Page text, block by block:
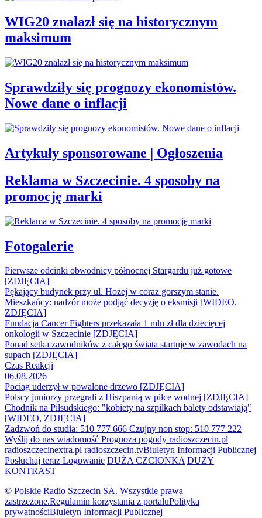
WIG20 znalazł się na historycznym
maksimum
Sprawdziły się prognozy ekonomistów.
Nowe dane o inflacji
Artykuły sponsorowane | Ogłoszenia
Reklama w Szczecinie. 4 sposoby na
promocję marki
Fotogalerie
Pierwsze odcinki obwodnicy północnej Stargardu już gotowe
[ZDJĘCIA]
Pękający budynek przy ul. Hożej w coraz gorszym stanie.
Mieszkańcy: nadzór może podjąć decyzję o eksmisji [WIDEO,
ZDJĘCIA]
Fundacja Cancer Fighters przekazała 1 mln zł dla dziecięcej
onkologii w Szczecinie [ZDJĘCIA]
Ponad setka zawodników z całego świata startuje w zawodach na
supach [ZDJĘCIA]
Czas Reakcji
06.08.2026
Pociąg uderzył w powalone drzewo [ZDJĘCIA]
Polscy juniorzy przegrali z Hiszpanią w piłce wodnej [ZDJĘCIA]
Chodnik na Piłsudskiego: "kobiety na szpilkach balety odstawiają"
[WIDEO, ZDJĘCIA]
Zadzwoń do studia: 510 777 666 Czujny non stop: 510 777 222
Wyślij do nas wiadomość Prognoza pogody radioszczecin.pl
radioszczecinextra.pl radioszczecin.tvBiuletyn Informacji Publicznej
Posłuchaj teraz Logowanie DUŻA CZCIONKA DUŻY
KONTRAST
© Polskie Radio Szczecin SA. Wszystkie prawa
zastrzeżone.Regulamin korzystania z portaluPolityka
prywatnościBiuletyn Informacji Publicznej